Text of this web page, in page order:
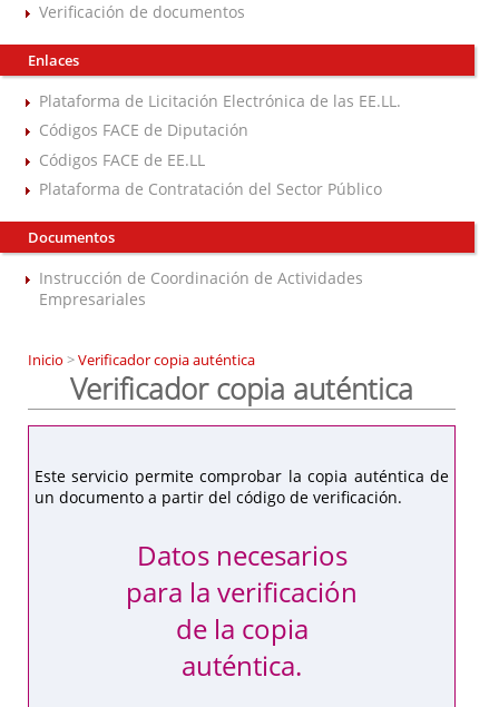
Verificación de documentos
Enlaces
Plataforma de Licitación Electrónica de las EE.LL.
Códigos FACE de Diputación
Códigos FACE de EE.LL
Plataforma de Contratación del Sector Público
Documentos
Instrucción de Coordinación de Actividades
Empresariales
Inicio >Verificador copia auténtica
Verificador copia auténtica
Este servicio permite comprobar la copia auténtica de
un documento a partir del código de verificación.
Datos necesarios
para la verificación
de la copia
auténtica.